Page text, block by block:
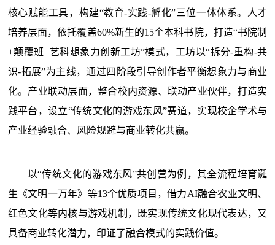
核心赋能工具，构建“教育-实践-孵化”三位一体体系。人才
培养层面，依托覆盖60%新生的15个本科书院，打造“书院制
+颠覆班+艺科想象力创新工坊”模式，工坊以“拆分-重构-共
识-拓展”为主线，通过四阶段引导创作者平衡想象力与商业
化。产业联动层面，整合校内资源、联动产业伙伴，打造实
践平台，设立“传统文化的游戏东风”赛道，实现校企学术与
产业经验融合、风险规避与商业转化共赢。
以“传统文化的游戏东风”共创营为例，其全流程培育诞
生《文明一万年》等13个优质项目，借力AI融合农业文明、
红色文化等内核与游戏机制，既实现传统文化现代表达，又
具备商业转化潜力，印证了融合模式的实践价值。